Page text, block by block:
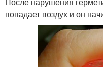
попадает воздух и он